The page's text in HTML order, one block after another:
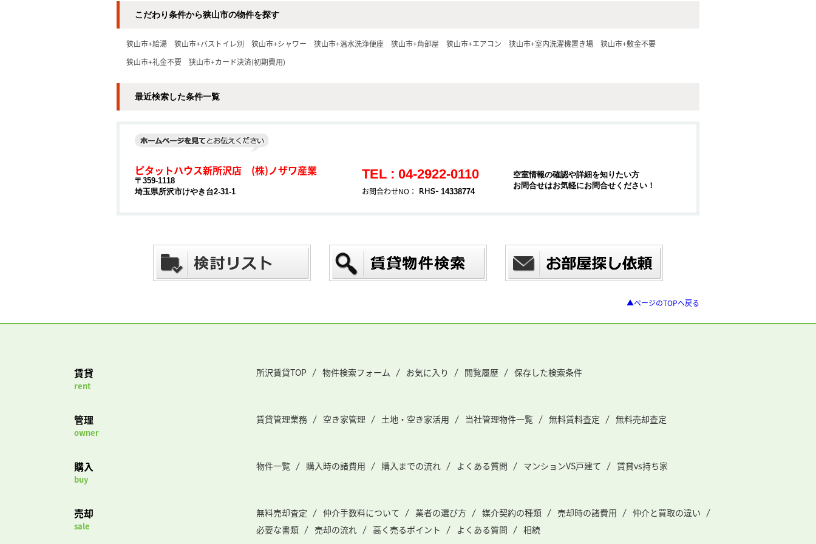
こだわり条件から狭山市の物件を探す
狭山市+給湯 狭山市+バストイレ別 狭山市+シャワー 狭山市+温水洗浄便座 狭山市+角部屋 狭山市+エアコン 狭山市+室内洗濯機置き場
狭山市+敷金不要
狭山市+礼金不要
狭山市+カード決済(初期費用)
最近検索した条件一覧
ピタットハウス新所沢店 (株)ノザワ産業
〒359-1118
埼玉県所沢市けやき台2-31-1
TEL : 04-2922-0110
お問合わせNO： 14338774
空室情報の確認や詳細を知りたい方
お問合せはお気軽にお問合せください！
▲ページのTOPへ戻る
賃貸
rent
所沢賃貸TOP 物件検索フォーム お気に入り 閲覧履歴 保存した検索条件
管理
owner
賃貸管理業務 空き家管理 土地・空き家活用 当社管理物件一覧 無料賃料査定 無料売却査定
購入
buy
物件一覧 購入時の諸費用 購入までの流れ よくある質問 マンションVS戸建て 賃貸vs持ち家
売却
sale
無料売却査定 仲介手数料について 業者の選び方 媒介契約の種類 売却時の諸費用
仲介と買取の違い
必要な書類
売却の流れ 高く売るポイント よくある質問 相続